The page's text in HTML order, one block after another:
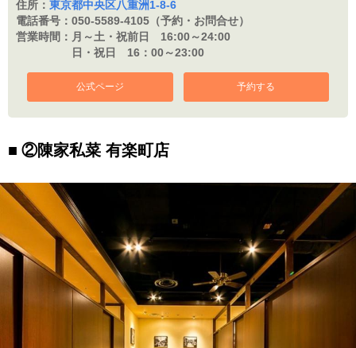
住所： 東京都中央区八重洲1-8-6
電話番号： 050-5589-4105（予約・お問合せ）
営業時間： 月～土・祝前日 16:00～24:00
日・祝日 16： 00～23:00
公式ページ 予約する
②陳家私菜 有楽町店